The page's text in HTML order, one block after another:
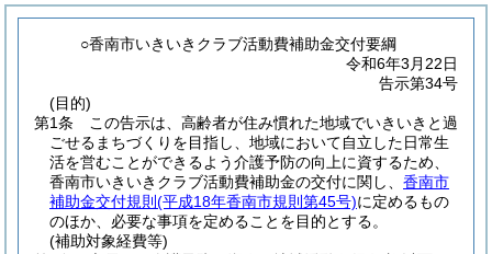
○香南市いきいきクラブ活動費補助金交付要綱
令和6年3月22日
告示第34号
(目的)
第1条
この告示は、高齢者が住み慣れた地域でいきいきと過
ごせるまちづくりを目指し、地域において自立した日常生
活を営むことができるよう介護予防の向上に資するため、
香南市いきいきクラブ活動費補助金の交付に関し、 香南市
補助金交付規則 (平成18年香南市規則第45号)に定めるもの
のほか、必要な事項を定めることを目的とする。
(補助対象経費等)